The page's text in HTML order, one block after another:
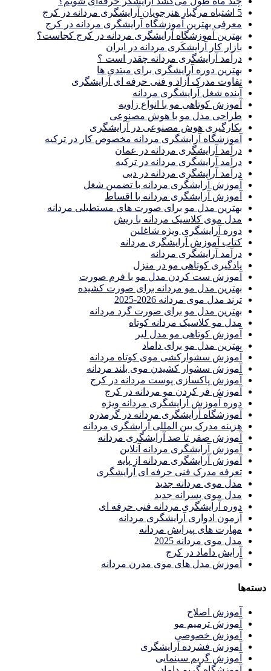
5 اشتباه مرگبار هنرجویان آرایشگری مردانه در کرج
معرفی بهترین آموزشگاه آرایشگری مردانه در کرج
بهترین آموزشگاه آرایشگری مردانه در کرج کجاست؟
بازار كار آرايشكَرى مردانه در ايران
درآمد آرایشگری مردانه چقدر است ؟
بهترین دوره آرایشگری برای مبتدی ها
تفاوت مدرک آزاد و فنی حرفه ای آرایشگری
آینده شغل آرایشگری مردانه
آموزش کوتاهی مو با انواع زاویه
طراحی مدل مو با هوش مصنوعی
بکارگیری هوش مصنوعی در آرایشگری
آموزشگاه آرایشگری مردانه مخصوص کار در ترکیه
درآمد آرایشگری مردانه در عمان
درآمد آرایشگری مردانه در ترکیه
درآمد آرایشگری مردانه در دبی
آموزش آرایشگری مردانه با تضمین شغل
آموزش آرایشگری مردانه با اقساط
بهترین مدل مو برای صورت های مستطیلی مردانه
مدل موی کلاسیک مردانه با ریش
دوره آرایشگری ویژه شاغلین
کتاب آموزش آرایشگری مردانه
درآمد آرایشگری مردانه
یادگیری كوتاهى مو در منزل
آموزش ست كردن مدل مو با فرم صورت
بهترین مدل مو مردانه برای صورت کشیده
ترند مدل موی مردانه 2026-2025
بهترين مدل مو براى صورت گرد مردانه
مدل مو کلاسیک مردانه کوتاه
آموزش کوتاهی مو مدل لیر
بهترین مدل مو برای داماد
آموزش سشوارکشی موی کوتاه مردانه
آموزش سشوار کشیدن موی بلند مردانه
آموزش پاکسازی پوست مردانه در کرج
آموزش فر کردن مو مردانه در کرج
دوره آموزش آرایشگری مردانه ویژه
آموزشگاه آرایشگری مردانه در گرمدره
هزینه مدرک بین المللی آرایشگری مردانه
آموزش صفر تا صد آرایشگری مردانه
آموزش آرایشگری مردانه آنلاین
آموزش آرایشگری مردانه از پایه
تعرفه مدرک فنی حرفه ای آرایشگری
مدل موی مردانه جدید
مدل موی پسرانه جدید
دوره آرایشگری مردانه فنی حرفه ای
آزمون ادواری آرایشگری مردانه
مهارت های پیرایش مردانه
مدل موی مردانه 2025
آرایش داماد در کرج
آموزش مدل های موی مدرن مردانه
دسته‌ها
آموزش اصلاح
آموزش ترمیم مو
آموزش خصوصی
آموزش فشرده آرایشگری
آموزش گریم سینمایی